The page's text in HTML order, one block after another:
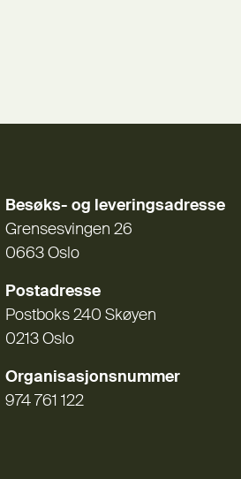
Besøks- og leveringsadresse
Grensesvingen 26
0663 Oslo
Postadresse
Postboks 240 Skøyen
0213 Oslo
Organisasjonsnummer
974 761 122